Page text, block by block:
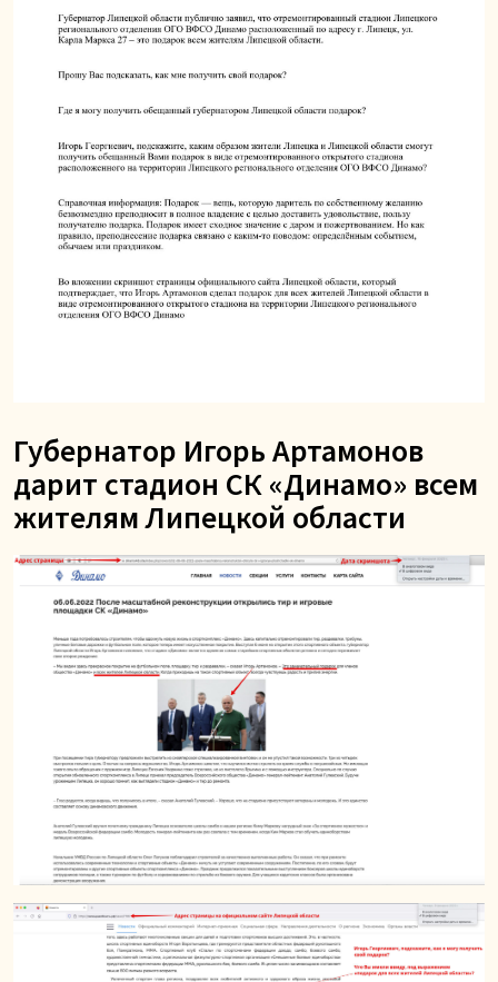
Губернатор Игорь Артамонов
дарит стадион СК «Динамо» всем
жителям Липецкой области